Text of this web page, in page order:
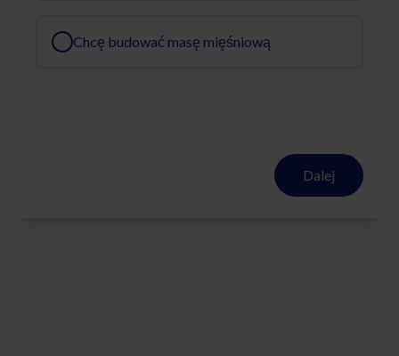
Chcę budować masę mięśniową
Dalej